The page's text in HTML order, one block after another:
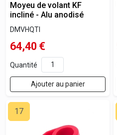
Moyeu de volant KF
incliné - Alu anodisé
DMVHQTI
64,40 €
Quantité
Ajouter au panier
17